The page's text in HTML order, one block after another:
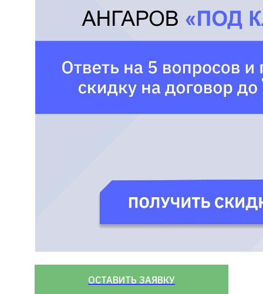
ОСТАВИТЬ ЗАЯВКУ